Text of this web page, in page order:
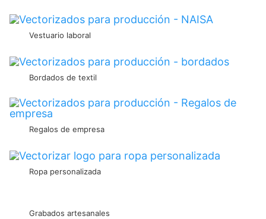
Vestuario laboral
Bordados de textil
Regalos de empresa
Ropa personalizada
Grabados artesanales